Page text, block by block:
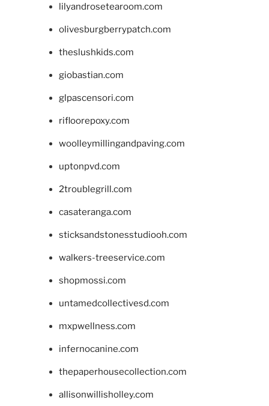
lilyandrosetearoom.com
olivesburgberrypatch.com
theslushkids.com
giobastian.com
glpascensori.com
rifloorepoxy.com
woolleymillingandpaving.com
uptonpvd.com
2troublegrill.com
casateranga.com
sticksandstonesstudiooh.com
walkers-treeservice.com
shopmossi.com
untamedcollectivesd.com
mxpwellness.com
infernocanine.com
thepaperhousecollection.com
allisonwillisholley.com